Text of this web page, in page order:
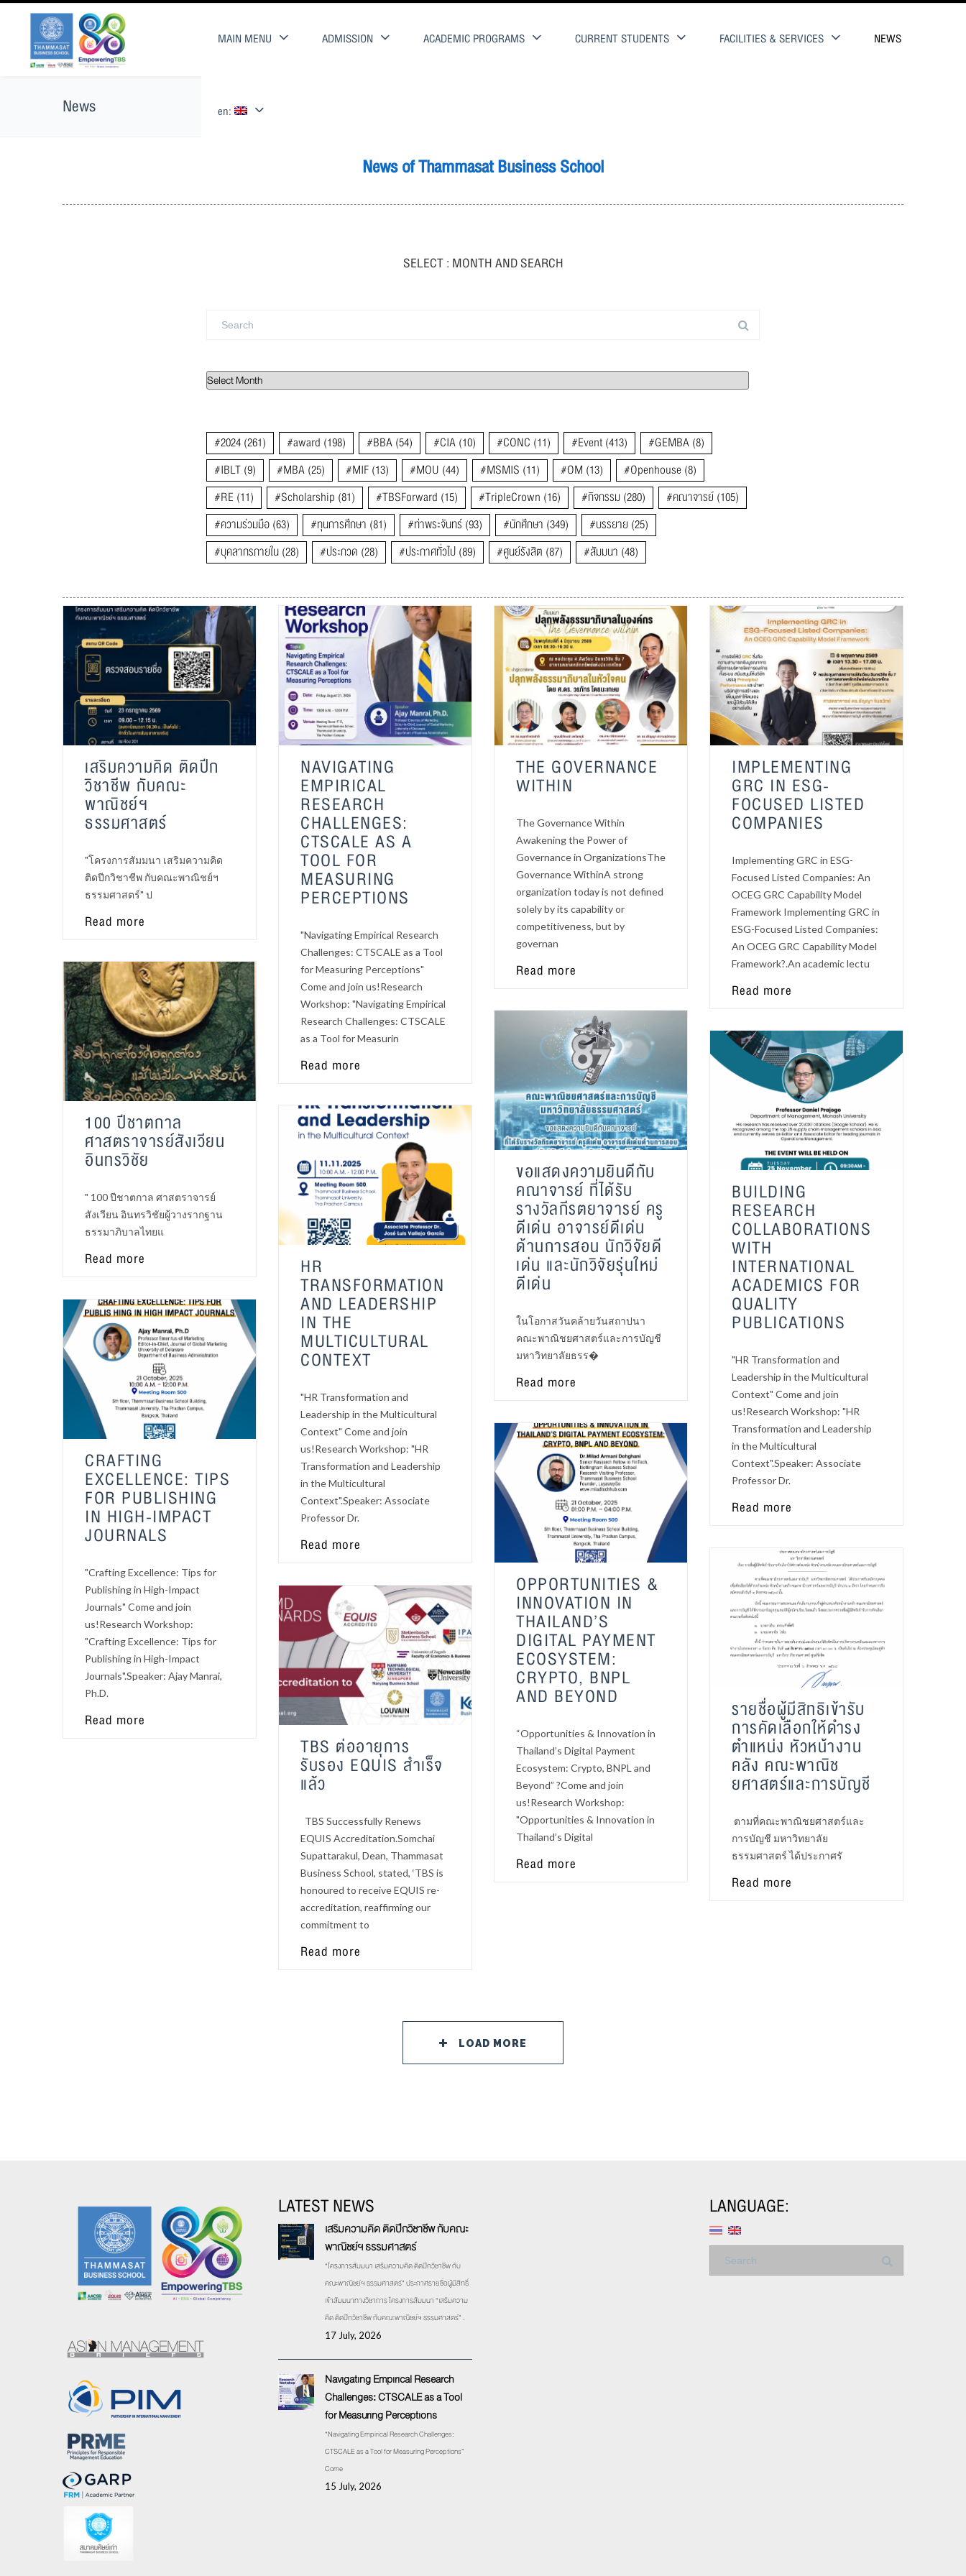
MAIN MENU ADMISSION ACADEMIC PROGRAMS CURRENT STUDENTS FACILITIES & SERVICES NEWS
en:
News
News of Thammasat Business School
SELECT : MONTH AND SEARCH
#2024(261) #award (198) #BBA(54) #CIA(10) #CONC (11) #Event(413) #GEMBA(8)
#IBLT(9) #MBA(25) #MIF(13) #MOU (44) #MSMIS (11) #OM (13) #Openhouse (8)
#RE (11) #Scholarship (81) #TBSForward (15) #TripleCrown (16) #กิจกรรม(280) #คณาจารย์(105)
#ความร่วมมือ(63) #ทุนการศึกษา (81) #ท่าพระจันทร์(93) #นักศึกษา (349) #บรรยาย (25)
#บุคลากรภายใน(28) #ประกวด (28) #ประกาศทั่วไป(89) #ศูนย์รังสิต (87) #สัมมนา (48)
2023(229) CCC(50) IBMP(27) MK(22) MOEH (18) TBS(664) TBS Forward(496)
ThammasatBusinessSchool(647)
LOAD MORE
เสริมความคิด ติดปีก
วิชาชีพ กับคณะ
พาณิชย์ฯ
ธรรมศาสตร์
"โครงการสัมมนา เสริมความคิด
ติดปีกวิชาชีพ กับคณะพาณิชย์ฯ
ธรรมศาสตร์" ป
Read more
NAVIGATING
EMPIRICAL
RESEARCH
CHALLENGES:
CTSCALE AS A
TOOL FOR
MEASURING
PERCEPTIONS
"Navigating Empirical Research
Challenges: CTSCALE as a Tool
for Measuring Perceptions"
Come and join us!Research
Workshop: "Navigating Empirical
Research Challenges: CTSCALE
as a Tool for Measurin
Read more
THE GOVERNANCE
WITHIN
The Governance Within
Awakening the Power of
Governance in OrganizationsThe
Governance WithinA strong
organization today is not defined
solely by its capability or
competitiveness, but by
governan
Read more
IMPLEMENTING
GRC IN ESG-
FOCUSED LISTED
COMPANIES
Implementing GRC in ESG-
Focused Listed Companies: An
OCEG GRC Capability Model
Framework Implementing GRC in
ESG-Focused Listed Companies:
An OCEG GRC Capability Model
Framework?.An academic lectu
Read more
100 ปีชาตกาล
ศาสตราจารย์สังเวียน
อินทรวิชัย
" 100 ปีชาตกาล ศาสตราจารย์
สังเวียน อินทรวิชัยผู้วางรากฐาน
ธรรมาภิบาลไทยแ
Read more
ขอแสดงความยินดีกับ
คณาจารย์ ที่ได้รับ
รางวัลกีรตยาจารย์ ครู
ดีเด่น อาจารย์ดีเด่น
ด้านการสอน นักวิจัยดี
เด่น และนักวิจัยรุ่นใหม่
ดีเด่น
ในโอกาสวันคล้ายวันสถาปนา
คณะพาณิชยศาสตร์และการบัญชี
มหาวิทยาลัยธรร�
Read more
BUILDING
RESEARCH
COLLABORATIONS
WITH
INTERNATIONAL
ACADEMICS FOR
QUALITY
PUBLICATIONS
"HR Transformation and
Leadership in the Multicultural
Context" Come and join
us!Research Workshop: "HR
Transformation and Leadership
in the Multicultural
Context".Speaker: Associate
Professor Dr.
Read more
HR
TRANSFORMATION
AND LEADERSHIP
IN THE
MULTICULTURAL
CONTEXT
"HR Transformation and
Leadership in the Multicultural
Context" Come and join
us!Research Workshop: "HR
Transformation and Leadership
in the Multicultural
Context".Speaker: Associate
Professor Dr.
Read more
CRAFTING
EXCELLENCE: TIPS
FOR PUBLISHING
IN HIGH-IMPACT
JOURNALS
"Crafting Excellence: Tips for
Publishing in High-Impact
Journals" Come and join
us!Research Workshop:
"Crafting Excellence: Tips for
Publishing in High-Impact
Journals".Speaker: Ajay Manrai,
Ph.D.
Read more
OPPORTUNITIES &
INNOVATION IN
THAILAND’S
DIGITAL PAYMENT
ECOSYSTEM:
CRYPTO, BNPL
AND BEYOND
“Opportunities & Innovation in
Thailand’s Digital Payment
Ecosystem: Crypto, BNPL and
Beyond” ?Come and join
us!Research Workshop:
"Opportunities & Innovation in
Thailand’s Digital
Read more
รายชื่อผู้มีสิทธิเข้ารับ
การคัดเลือกให้ดำรง
ตำแหน่ง หัวหน้างาน
คลัง คณะพาณิช
ยศาสตร์และการบัญชี
ตามที่คณะพาณิชยศาสตร์และ
การบัญชี มหาวิทยาลัย
ธรรมศาสตร์ ได้ประกาศรั
Read more
TBS ต่ออายุการ
รับรอง EQUIS สําเร็จ
แล้ว
TBS Successfully Renews
EQUIS Accreditation.Somchai
Supattarakul, Dean, Thammasat
Business School, stated, ‘TBS is
honoured to receive EQUIS re-
accreditation, reaffirming our
commitment to
Read more
LATEST NEWS
เสริมความคิด ติดปีกวิชาชีพ กับคณะ
พาณิชย์ฯ ธรรมศาสตร์
“โครงการสัมมนา เสริมความคิด ติดปีกวิชาชีพ กับ
คณะพาณิชย์ฯ ธรรมศาสตร์” ประกาศรายชื่อผู้มีสิทธิ์
เข้าสัมมนาทางวิชาการ โครงการสัมมนา “เสริมความ
คิด ติดปีกวิชาชีพ กับคณะพาณิชย์ฯ ธรรมศาสตร์” .
17 July, 2026
Navigating Empirical Research
Challenges: CTSCALE as a Tool
for Measuring Perceptions
“Navigating Empirical Research Challenges:
CTSCALE as a Tool for Measuring Perceptions”
Come
15 July, 2026
LANGUAGE: